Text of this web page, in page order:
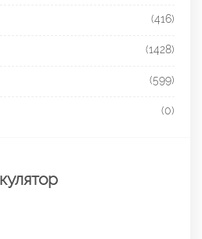
(416)
(1428)
(599)
(0)